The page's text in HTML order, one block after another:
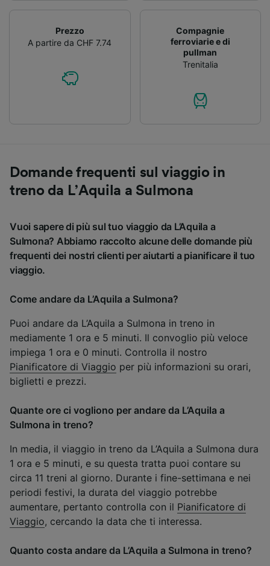
Prezzo
A partire da CHF 7.74
Compagnie
ferroviarie e di
pullman
Trenitalia
Domande frequenti sul viaggio in
treno da L’Aquila a Sulmona
Vuoi sapere di più sul tuo viaggio da L’Aquila a
Sulmona? Abbiamo raccolto alcune delle domande più
frequenti dei nostri clienti per aiutarti a pianificare il tuo
viaggio.
Come andare da L’Aquila a Sulmona?
Puoi andare da L’Aquila a Sulmona in treno in
mediamente 1 ora e 5 minuti. Il convoglio più veloce
impiega 1 ora e 0 minuti. Controlla il nostro
Pianificatore di Viaggio per più informazioni su orari,
biglietti e prezzi.
Quante ore ci vogliono per andare da L’Aquila a
Sulmona in treno?
In media, il viaggio in treno da L’Aquila a Sulmona dura
1 ora e 5 minuti, e su questa tratta puoi contare su
circa 11 treni al giorno. Durante i fine-settimana e nei
periodi festivi, la durata del viaggio potrebbe
aumentare, pertanto controlla con il Pianificatore di
Viaggio, cercando la data che ti interessa.
Quanto costa andare da L’Aquila a Sulmona in treno?